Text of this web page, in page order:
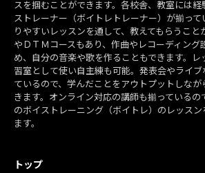
スを掴むことができます。各校舎、教室には
ストレーナー（ボイトレトレーナー）が揃っ
りやすいレッスンを通して、教えてもらうこと
やＤＴＭコースもあり、作曲やレコーディング
め、自分の音楽や歌を作ることもできます。レ
習室として使い自主練も可能。発表会やライ
ているので、学んだことをアウトプットしな
きます。オンライン対応の講師も揃っているの
のボイストレーニング（ボイトレ）のレッス
ます。
トップ